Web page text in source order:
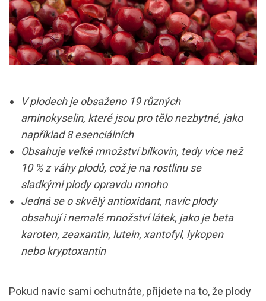
V plodech je obsaženo 19 různých
aminokyselin, které jsou pro tělo nezbytné, jako
například 8 esenciálních
Obsahuje velké množství bílkovin, tedy více než
10 % z váhy plodů, což je na rostlinu se
sladkými plody opravdu mnoho
Jedná se o skvělý antioxidant, navíc plody
obsahují i nemalé množství látek, jako je beta
karoten, zeaxantin, lutein, xantofyl, lykopen
nebo kryptoxantin
Pokud navíc sami ochutnáte, přijdete na to, že plody